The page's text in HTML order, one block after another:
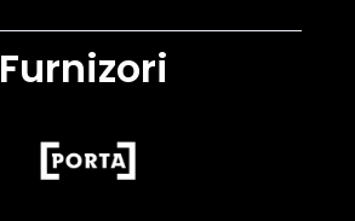
Furnizori